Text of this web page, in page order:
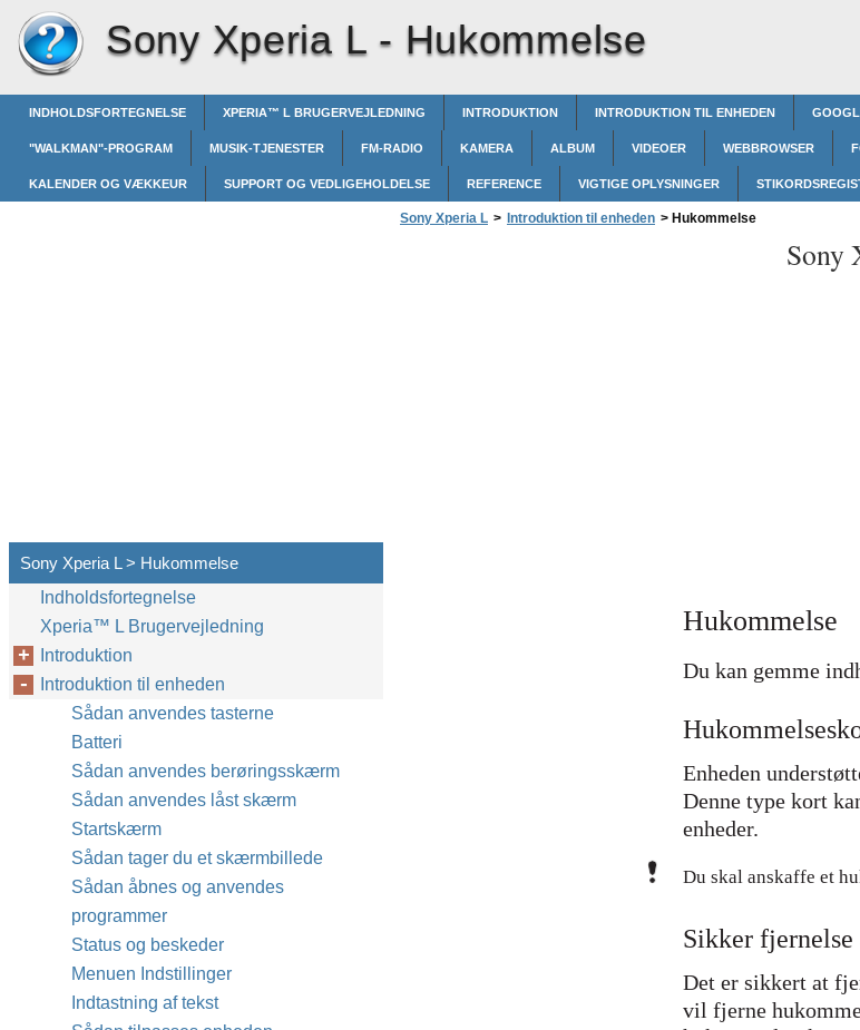
Sony Xperia L - Hukommelse
INDHOLDSFORTEGNELSE XPERIA™‎ L BRUGERVEJLEDNING INTRODUKTION INTRODUKTION TIL ENHEDEN
"WALKMAN"-PROGRAM MUSIK-TJENESTER FM-RADIO KAMERA ALBUM VIDEOER WEBBROWSER
KALENDER OG VÆKKEUR SUPPORT OG VEDLIGEHOLDELSE REFERENCE VIGTIGE OPLYSNINGER
Sony Xperia L > Introduktion til enheden > Hukommelse
Sony
Hukommelse
Du kan gemme
Enheden
Denne type kort
enheder.
Du skal anskaffe et
Sikker
Det er sikkert at
vil fjerne
Sony Xperia L > Hukommelse
Indholdsfortegnelse
Xperia™‎ L Brugervejledning
Introduktion
Introduktion til enheden
Sådan anvendes tasterne
Batteri
Sådan anvendes berøringsskærm
Sådan anvendes låst skærm
Startskærm
Sådan tager du et skærmbillede
Sådan åbnes og anvendes
programmer
Status og beskeder
Menuen Indstillinger
Indtastning af tekst